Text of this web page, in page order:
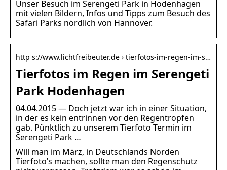
Unser Besuch im Serengeti Park in Hodenhagen
mit vielen Bildern, Infos und Tipps zum Besuch des
Safari Parks nördlich von Hannover.
http s://www.lichtfreibeuter.de › tierfotos-im-regen-im-s…
Tierfotos im Regen im Serengeti
Park Hodenhagen
04.04.2015 — Doch jetzt war ich in einer Situation,
in der es kein entrinnen vor den Regentropfen
gab. Pünktlich zu unserem Tierfoto Termin im
Serengeti Park …
Will man im März, in Deutschlands Norden
Tierfoto’s machen, sollte man den Regenschutz